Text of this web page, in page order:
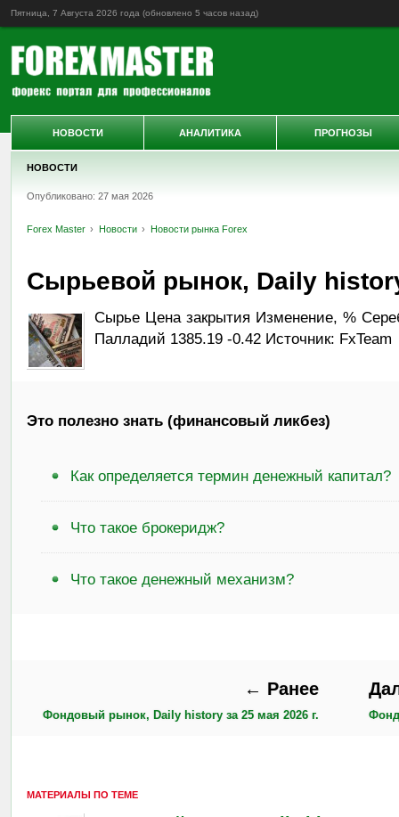
Пятница, 7 Августа 2026 года (обновлено 5 часов назад)
НОВОСТИ
Опубликовано: 27 мая 2026
Forex Master Новости Новости рынка Forex
Сырьевой рынок, Daily
Сырье Цена закрытия Изменение, %
Палладий 1385.19 -0.42 Источник: FxTeam
Это полезно знать (финансовый ликбез)
Как определяется термин денежный капитал?
Что такое брокеридж?
Что такое денежный механизм?
← Ранее
Фондовый рынок, Daily history за 25 мая 2026 г.
МАТЕРИАЛЫ ПО ТЕМЕ
НОВОСТИ АНАЛИТИКА ПРОГНОЗЫ